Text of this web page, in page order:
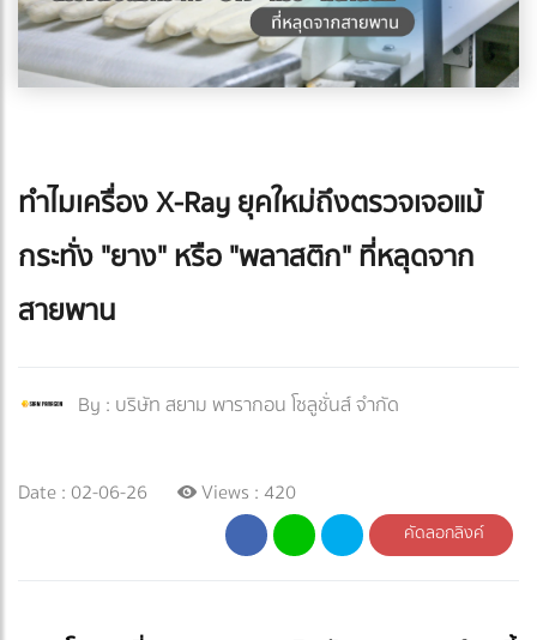
ทำไมเครื่อง X-Ray ยุคใหม่ถึงตรวจเจอแม้
กระทั่ง "ยาง" หรือ "พลาสติก" ที่หลุดจาก
สายพาน
By : บริษัท สยาม พารากอน โซลูชั่นส์ จำกัด
Date : 02-06-26 Views : 420
คัดลอกลิงค์